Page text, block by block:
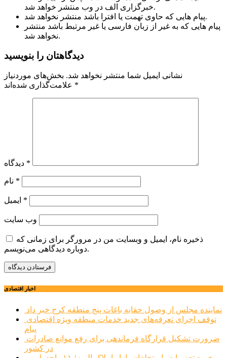
خبرگزاری الف در وب منتشر خواهد شد.
پیام هایی که حاوی تهمت یا افترا باشد منتشر نخواهد شد.
پیام هایی که به غیر از زبان فارسی یا غیر مرتبط باشد منتشر
نخواهد شد.
دیدگاهتان را بنویسید
نشانی ایمیل شما منتشر نخواهد شد. بخش‌های موردنیاز
*
*
*
*
وب‌ سایت
ذخیره نام، ایمیل و وبسایت من در مرورگر برای زمانی که
دوباره دیدگاهی می‌نویسم.
اخبار اقتصادی
نماینده مجلس از وصول حقابه باغات پنج منطقه کرج خبر داد
پیام
در کشور